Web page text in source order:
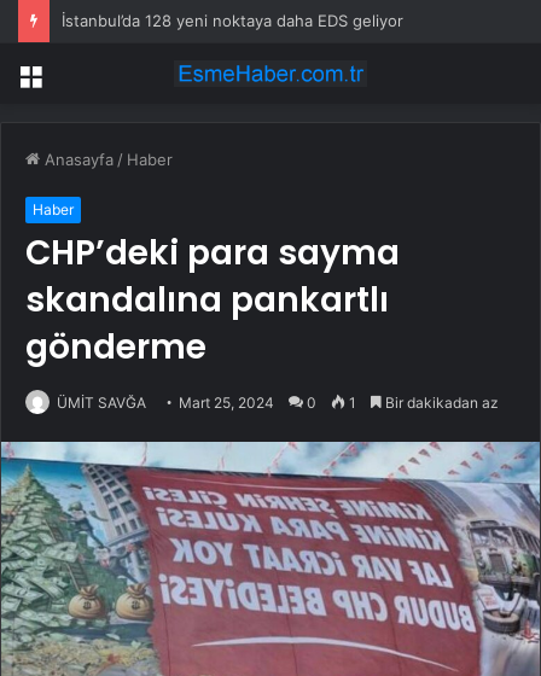
İstanbul’da 128 yeni noktaya daha EDS geliyor
Menü
Anasayfa / Haber
Haber
CHP’deki para sayma
skandalına pankartlı
gönderme
ÜMİT SAVĞA Mart 25, 2024 0 1 Bir dakikadan az